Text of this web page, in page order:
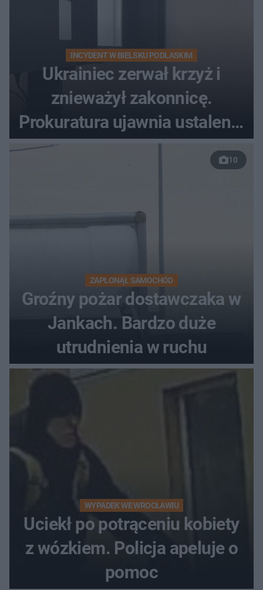
INCYDENT W BIELSKU PODLASKIM
Ukrainiec zerwał krzyż i
znieważył zakonnicę.
Prokuratura ujawnia ustalenia
w sprawie 26-latka
10
ZAPŁONĄŁ SAMOCHÓD
Groźny pożar dostawczaka w
Jankach. Bardzo duże
utrudnienia w ruchu
WYPADEK WE WROCŁAWIU
Uciekł po potrąceniu kobiety
z wózkiem. Policja apeluje o
pomoc